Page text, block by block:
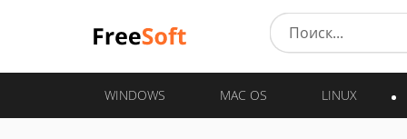
WINDOWS MAC OS LINUX